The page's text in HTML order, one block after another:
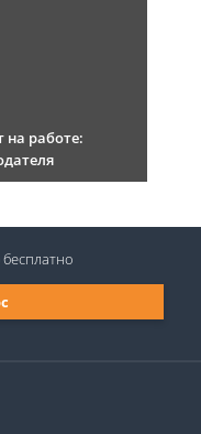
на работе:
бесплатно